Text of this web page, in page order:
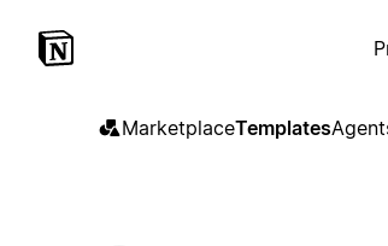
MarketplaceTemplates